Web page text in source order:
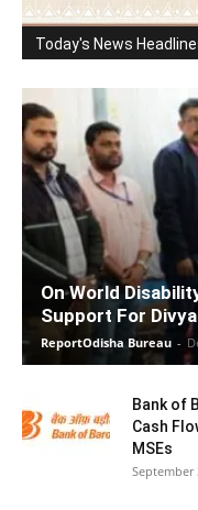
Today's News
On World
Support For
ReportOdisha Bureau -
Bank of
Cash
MSEs
September